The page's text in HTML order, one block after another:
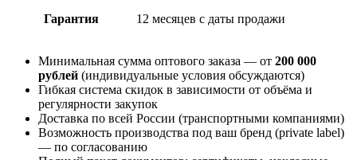
Гарантия 12 месяцев с даты продажи
Минимальная сумма оптового заказа — от 200 000
рублей (индивидуальные условия обсуждаются)
Гибкая система скидок в зависимости от объёма и
регулярности закупок
Доставка по всей России (транспортными компаниями)
Возможность производства под ваш бренд (private label)
— по согласованию